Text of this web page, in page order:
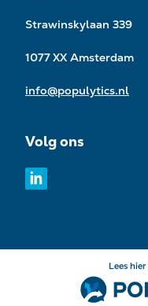
Strawinskylaan 339
1077 XX Amsterdam
info@populytics.nl
Volg ons
Lees